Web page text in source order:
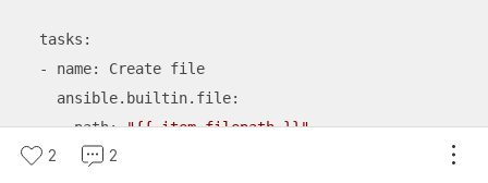
  tasks:
  - name: Create file
    ansible.builtin.file:
      path:
"{{ item.filepath }}"
      owner:
2 2